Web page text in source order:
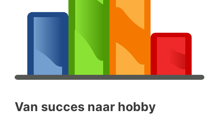
Van succes naar hobby